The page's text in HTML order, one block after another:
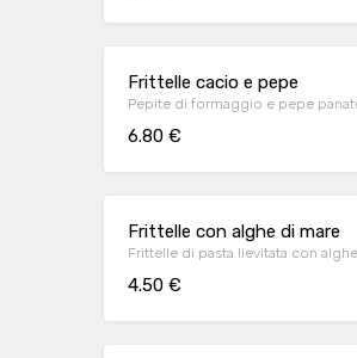
Frittelle cacio e pepe
Pepite di formaggio e pepe
6.80 €
Frittelle con alghe di mare
Frittelle di pasta lievitata con
4.50 €